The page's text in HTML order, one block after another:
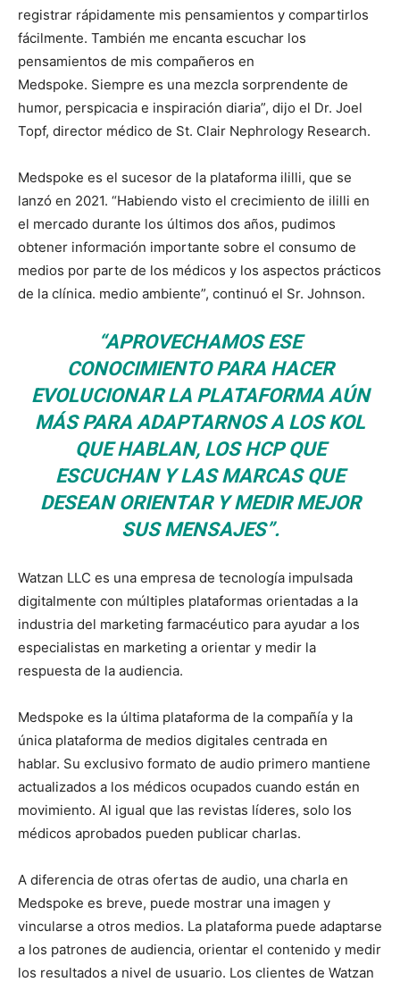
registrar rápidamente mis pensamientos y compartirlos
fácilmente. También me encanta escuchar los
pensamientos de mis compañeros en
Medspoke. Siempre es una mezcla sorprendente de
humor, perspicacia e inspiración diaria”, dijo el Dr. Joel
Topf, director médico de St. Clair Nephrology Research.
Medspoke es el sucesor de la plataforma ililli, que se
lanzó en 2021. “Habiendo visto el crecimiento de ililli en
el mercado durante los últimos dos años, pudimos
obtener información importante sobre el consumo de
medios por parte de los médicos y los aspectos prácticos
de la clínica. medio ambiente”, continuó el Sr. Johnson.
“APROVECHAMOS ESE
CONOCIMIENTO PARA HACER
EVOLUCIONAR LA PLATAFORMA AÚN
MÁS PARA ADAPTARNOS A LOS KOL
QUE HABLAN, LOS HCP QUE
ESCUCHAN Y LAS MARCAS QUE
DESEAN ORIENTAR Y MEDIR MEJOR
SUS MENSAJES”.
Watzan LLC es una empresa de tecnología impulsada
digitalmente con múltiples plataformas orientadas a la
industria del marketing farmacéutico para ayudar a los
especialistas en marketing a orientar y medir la
respuesta de la audiencia.
Medspoke es la última plataforma de la compañía y la
única plataforma de medios digitales centrada en
hablar. Su exclusivo formato de audio primero mantiene
actualizados a los médicos ocupados cuando están en
movimiento. Al igual que las revistas líderes, solo los
médicos aprobados pueden publicar charlas.
A diferencia de otras ofertas de audio, una charla en
Medspoke es breve, puede mostrar una imagen y
vincularse a otros medios. La plataforma puede adaptarse
a los patrones de audiencia, orientar el contenido y medir
los resultados a nivel de usuario. Los clientes de Watzan